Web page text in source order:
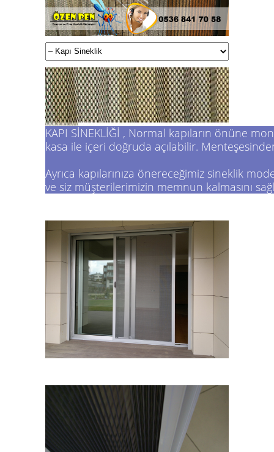
KAPI SİNEKLİĞİ , Normal kapıların önüne
kasa ile içeri doğruda açılabilir.
Ayrıca kapılarınıza önereceğimiz sineklik
ve siz müşterilerimizin memnun kalmasını